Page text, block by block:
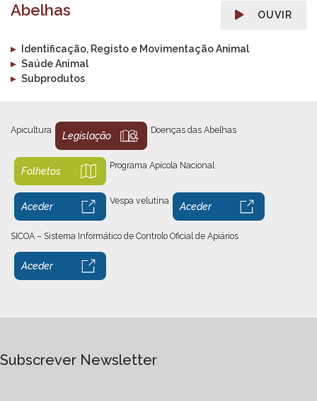
OUVIR
Abelhas
▸
Identificação, Registo e Movimentação Animal
▸ Saúde Animal
▸ Subprodutos
Apicultura Legislação Doenças das Abelhas
Folhetos Programa Apícola Nacional
Aceder Vespa velutina Aceder
SICOA – Sistema Informático de Controlo Oficial de Apiários
Aceder
Subscrever Newsletter